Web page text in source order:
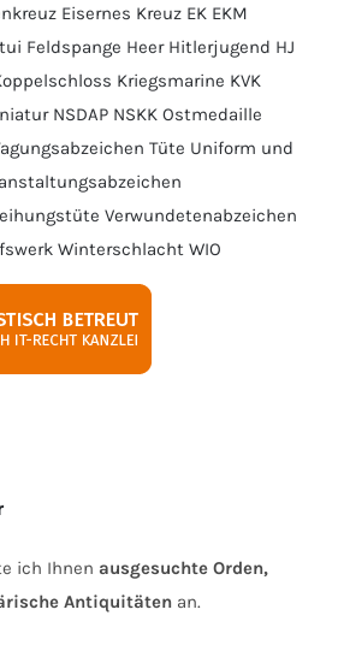
Eisernes Kreuz EK EKM
Feldspange Heer Hitlerjugend HJ
Kriegsmarine KVK
NSDAP NSKK Ostmedaille
Tüte Uniform und
Verwundetenabzeichen
Winterschlacht WIO
ich Ihnen ausgesuchte Orden,
Antiquitäten an.